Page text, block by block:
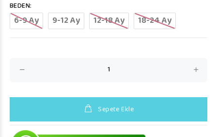
BEDEN:
6-9 Ay 9-12 Ay 12-18 Ay 18-24 Ay
Sepete Ekle